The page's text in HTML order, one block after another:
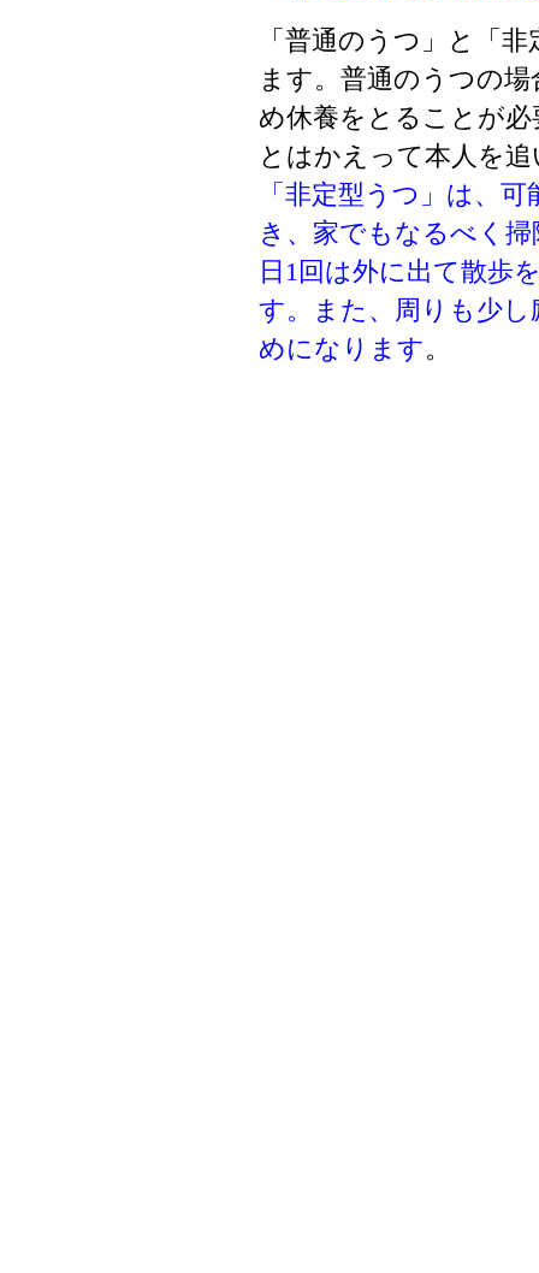
「普通のうつ」と「
ます。普通のうつの
め休養をとることが
とはかえって本人を
「非定型うつ」は、
き、家でもなるべく
日1回は外に出て散歩
す。また、周りも少
めになります。